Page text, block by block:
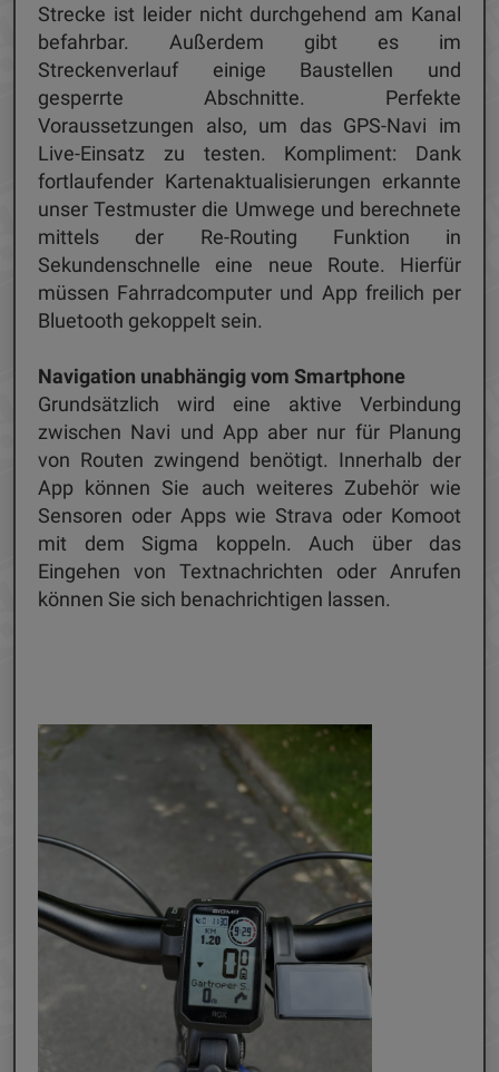
Strecke ist leider nicht durchgehend am Kanal
befahrbar. Außerdem gibt es im
Streckenverlauf einige Baustellen und
gesperrte Abschnitte. Perfekte
Voraussetzungen also, um das GPS-Navi im
Live-Einsatz zu testen. Kompliment: Dank
fortlaufender Kartenaktualisierungen erkannte
unser Testmuster die Umwege und berechnete
mittels der Re-Routing Funktion in
Sekundenschnelle eine neue Route. Hierfür
müssen Fahrradcomputer und App freilich per
Bluetooth gekoppelt sein.
Navigation unabhängig vom Smartphone
Grundsätzlich wird eine aktive Verbindung
zwischen Navi und App aber nur für Planung
von Routen zwingend benötigt. Innerhalb der
App können Sie auch weiteres Zubehör wie
Sensoren oder Apps wie Strava oder Komoot
mit dem Sigma koppeln. Auch über das
Eingehen von Textnachrichten oder Anrufen
können Sie sich benachrichtigen lassen.